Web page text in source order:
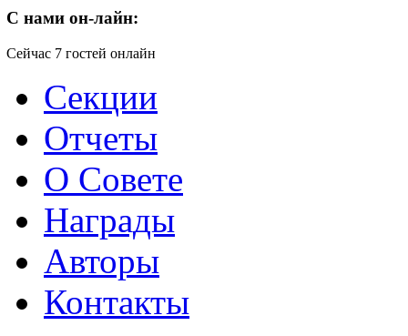
C нами он-лайн:
Сейчас 7 гостей онлайн
Секции
Отчеты
О Совете
Награды
Авторы
Контакты